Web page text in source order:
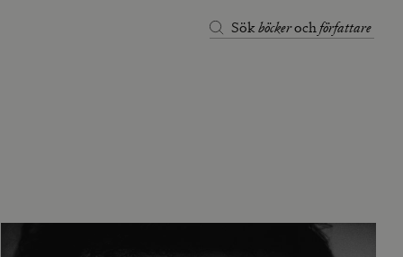
Sökböckerochförfattare